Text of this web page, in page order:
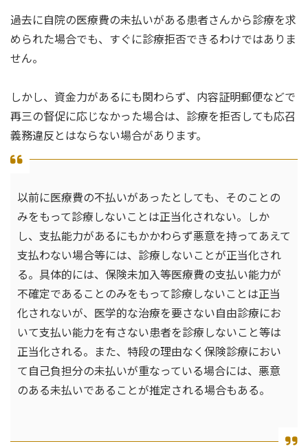
過去に自院の医療費の未払いがある患者さんから診療を求
められた場合でも、すぐに診療拒否できるわけではありま
せん。
しかし、資金力があるにも関わらず、内容証明郵便などで
再三の督促に応じなかった場合は、診療を拒否しても応召
義務違反とはならない場合があります。
以前に医療費の不払いがあったとしても、そのことの
みをもって診療しないことは正当化されない。しか
し、支払能力があるにもかかわらず悪意を持ってあえて
支払わない場合等には、診療しないことが正当化され
る。具体的には、保険未加入等医療費の支払い能力が
不確定であることのみをもって診療しないことは正当
化されないが、医学的な治療を要さない自由診療にお
いて支払い能力を有さない患者を診療しないこと等は
正当化される。また、特段の理由なく保険診療におい
て自己負担分の未払いが重なっている場合には、悪意
のある未払いであることが推定される場合もある。